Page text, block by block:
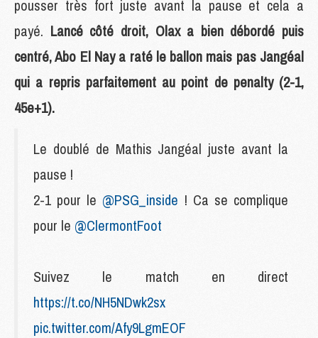
pousser très fort juste avant la pause et cela a
payé. Lancé côté droit, Olax a bien débordé puis
centré, Abo El Nay a raté le ballon mais pas Jangéal
qui a repris parfaitement au point de penalty (2-1,
45e+1).
Le doublé de Mathis Jangéal juste avant la
pause !
2-1 pour le @PSG_inside ! Ca se complique
pour le @ClermontFoot
Suivez le match en direct
https://t.co/NH5NDwk2sx
pic.twitter.com/Afy9LgmEOF